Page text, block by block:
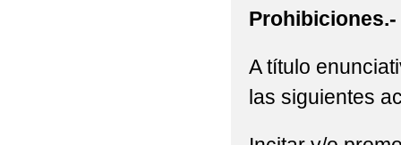
Prohibiciones.-
A título
las siguientes